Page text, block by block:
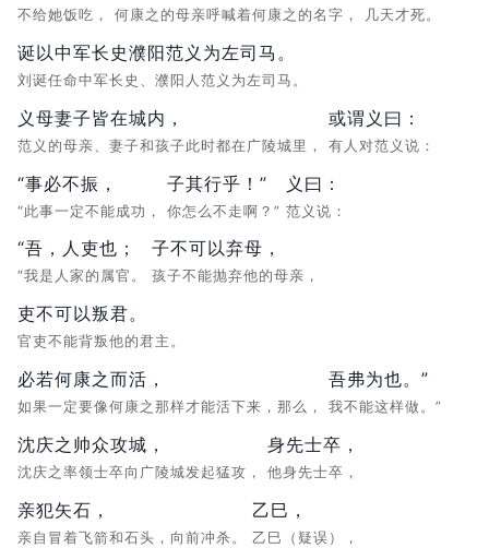
不给她饭吃， 何康之的母亲呼喊着何康之的名字， 几天才死。
诞以中军长史濮阳范义为左司马。
刘诞任命中军长史、濮阳人范义为左司马。
义母妻子皆在城内，
范义的母亲、妻子和孩子此时都在广陵城里，
或谓义曰：
有人对范义说：
“事必不振，
“此事一定不能成功，
子其行乎！”
你怎么不走啊？”
义曰：
范义说：
“吾，人吏也；
“我是人家的属官。
子不可以弃母，
孩子不能抛弃他的母亲，
吏不可以叛君。
官吏不能背叛他的君主。
必若何康之而活，
如果一定要像何康之那样才能活下来，那么，
吾弗为也。”
我不能这样做。”
沈庆之帅众攻城，
沈庆之率领士卒向广陵城发起猛攻，
身先士卒，
他身先士卒，
亲犯矢石，
亲自冒着飞箭和石头，向前冲杀。
乙巳，
乙巳（疑误），